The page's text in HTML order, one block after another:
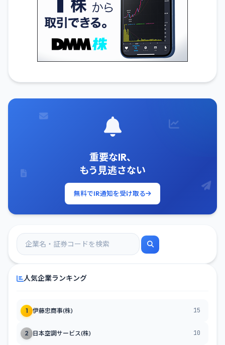
重要なIR、
もう見逃さない
無料でIR通知を受け取る
人気企業ランキング
1 伊藤忠商事(株) 15
2 日本空調サービス(株) 10